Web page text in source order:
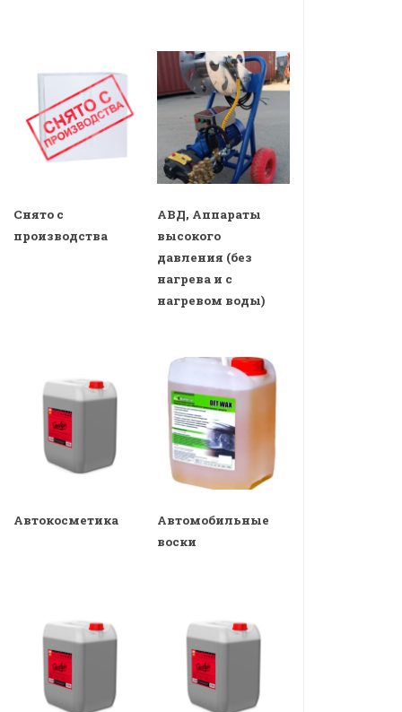
Снято с
производства
АВД, Аппараты
высокого
давления (без
нагрева и с
нагревом воды)
Автокосметика
Автомобильные
воски